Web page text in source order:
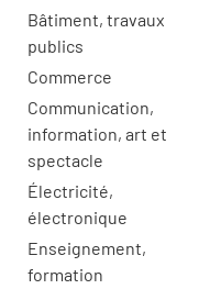
Bâtiment, travaux
publics
Commerce
Communication,
information, art et
spectacle
Électricité,
électronique
Enseignement,
formation